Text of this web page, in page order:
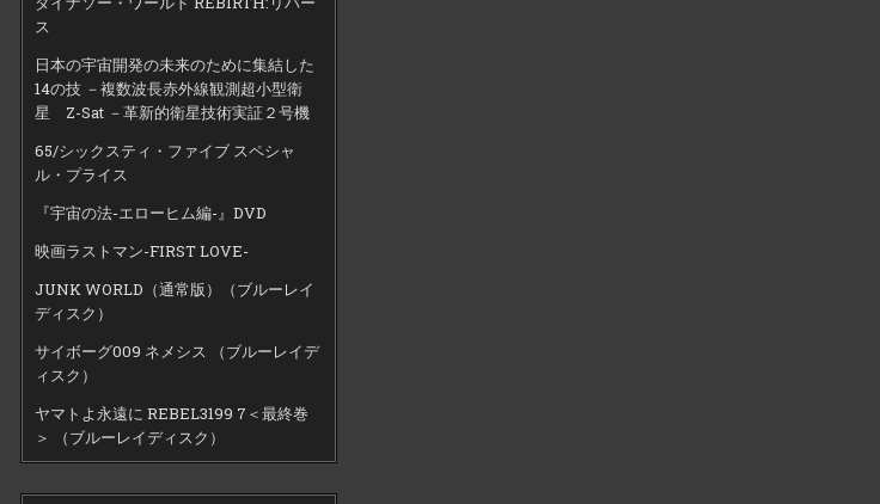
ス
日本の宇宙開発の未来のために集結した
14の技 －複数波長赤外線観測超小型衛
星 Z-Sat －革新的衛星技術実証２号機
65/シックスティ・ファイブ スペシャ
ル・プライス
『宇宙の法-エローヒム編-』DVD
映画ラストマン-FIRST LOVE-
JUNK WORLD（通常版）（ブルーレイ
ディスク）
サイボーグ009 ネメシス （ブルーレイデ
ィスク）
ヤマトよ永遠に REBEL3199 7＜最終巻
＞ （ブルーレイディスク）